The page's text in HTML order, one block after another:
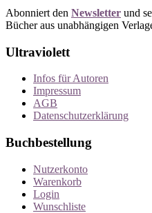
Abonniert den Newsletter und
Bücher aus unabhängigen
Ultraviolett
Infos für Autoren
Impressum
AGB
Datenschutzerklärung
Buchbestellung
Nutzerkonto
Warenkorb
Login
Wunschliste